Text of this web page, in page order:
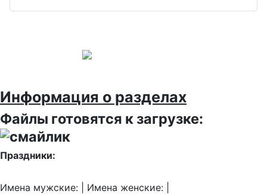
Информация о разделах
Файлы готовятся к загрузке:
Праздники:
Имена мужские: | Имена женские: |